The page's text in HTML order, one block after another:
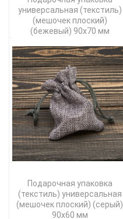
универсальная (текстиль)
(мешочек плоский)
(бежевый) 90х70 мм
Подарочная упаковка
(текстиль) универсальная
(мешочек плоский) (серый)
90х60 мм